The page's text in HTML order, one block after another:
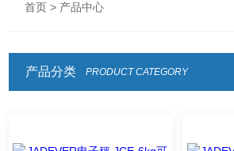
首页 > 产品中心
产品分类 PRODUCT CATEGORY